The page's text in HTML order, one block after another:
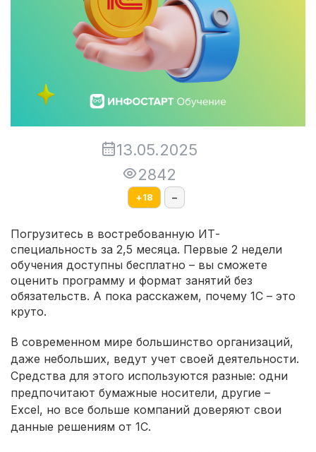
13.05.2025
2842
+18 –
Погрузитесь в востребованную ИТ-
специальность за 2,5 месяца. Первые 2 недели
обучения доступны бесплатно – вы сможете
оценить программу и формат занятий без
обязательств. А пока расскажем, почему 1С – это
круто.
В современном мире большинство организаций,
даже небольших, ведут учет своей деятельности.
Средства для этого используются разные: одни
предпочитают бумажные носители, другие –
Excel, но все больше компаний доверяют свои
данные решениям от 1С.